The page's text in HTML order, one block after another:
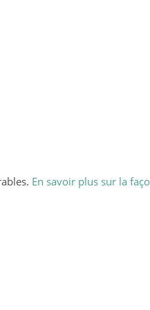
En savoir plus sur la